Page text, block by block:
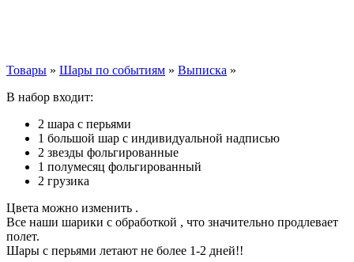
Товары » Шары по событиям » Выписка »
В набор входит:
2 шара с перьями
1 большой шар с индивидуальной надписью
2 звезды фольгированные
1 полумесяц фольгированный
2 грузика
Цвета можно изменить .
Все наши шарики с обработкой , что значительно продлевает
полет.
Шары с перьями летают не более 1-2 дней!!